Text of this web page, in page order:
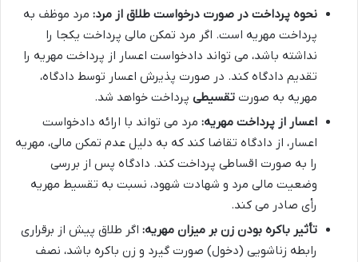
نحوه پرداخت در صورت درخواست طلاق از مرد: مرد موظف به
پرداخت مهریه است. اگر مرد تمکن مالی پرداخت یکجا را
نداشته باشد، می تواند دادخواست اعسار از پرداخت مهریه را
تقدیم دادگاه کند. در صورت پذیرش اعسار توسط دادگاه،
مهریه به صورت تقسیطی پرداخت خواهد شد.
اعسار از پرداخت مهریه: مرد می تواند با ارائه دادخواست
اعسار، از دادگاه تقاضا کند که به دلیل عدم تمکن مالی، مهریه
را به صورت اقساطی پرداخت کند. دادگاه پس از بررسی
وضعیت مالی مرد و شهادت شهود، نسبت به تقسیط مهریه
رأی صادر می کند.
تأثیر باکره بودن زن بر میزان مهریه: اگر طلاق پیش از برقراری
رابطه زناشویی (دخول) صورت گیرد و زن باکره باشد، نصف